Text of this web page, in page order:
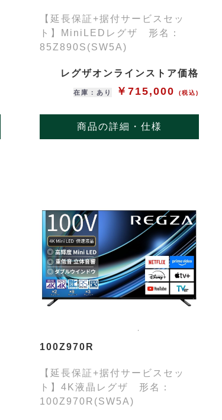
【延長保証+据付サービスセッ
ト】MiniLEDレグザ 形名：
85Z890S(SW5A)
レグザオンラインストア価格
在庫：あり ￥715,000(税込)
商品の詳細・仕様
100Z970R
【延長保証+据付サービスセッ
ト】4K液晶レグザ 形名：
100Z970R(SW5A)